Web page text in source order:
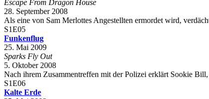
Escape From Dragon House
28. September 2008
Als eine von Sam Merlottes Angestellten ermordet wird,
S1E05
Funkenflug
25. Mai 2009
Sparks Fly Out
5. Oktober 2008
Nach ihrem Zusammentreffen mit der Polizei erklärt Sookie
S1E06
Kalte Erde